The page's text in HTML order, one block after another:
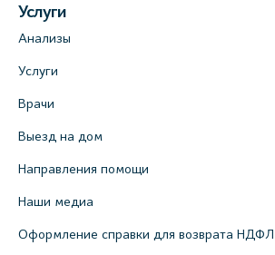
Услуги
Анализы
Услуги
Врачи
Выезд на дом
Направления помощи
Наши медиа
Оформление справки для возврата НДФЛ